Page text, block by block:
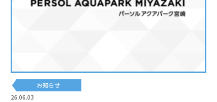
26.06.03
お知らせ